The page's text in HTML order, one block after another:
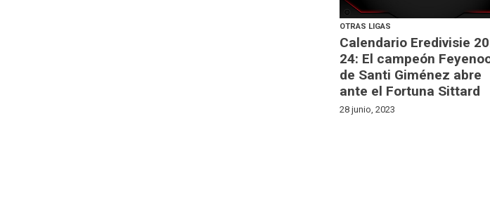
OTRAS LIGAS
Calendario Eredivisie
24: El campeón
de Santi Giménez abre
ante el Fortuna Sittard
28 junio, 2023